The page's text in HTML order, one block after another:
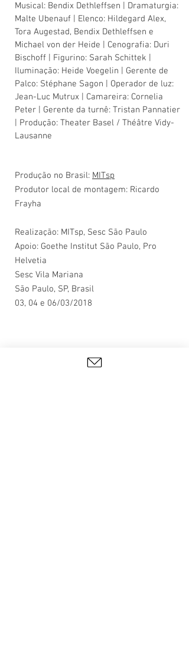
Musical: Bendix Dethleffsen | Dramaturgia:
Malte Ubenauf | Elenco: Hildegard Alex,
Tora Augestad, Bendix Dethleffsen e
Michael von der Heide | Cenografia: Duri
Bischoff | Figurino: Sarah Schittek |
Iluminação: Heide Voegelin | Gerente de
Palco: Stéphane Sagon | Operador de luz:
Jean-Luc Mutrux | Camareira: Cornelia
Peter | Gerente da turnê: Tristan Pannatier
| Produção: Theater Basel / Théâtre Vidy-
Lausanne
Produção no Brasil: MITsp
Produtor local de montagem: Ricardo
Frayha
Realização: MITsp, Sesc São Paulo
Apoio: Goethe Institut São Paulo, Pro
Helvetia
Sesc Vila Mariana
São Paulo, SP, Brasil
03, 04 e 06/03/2018